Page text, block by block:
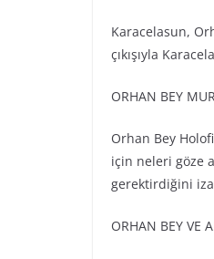
Karacelasun,
çıkışıyla
ORHAN BEY
Orhan Bey
için neleri göze
gerektirdiğini
ORHAN BEY VE